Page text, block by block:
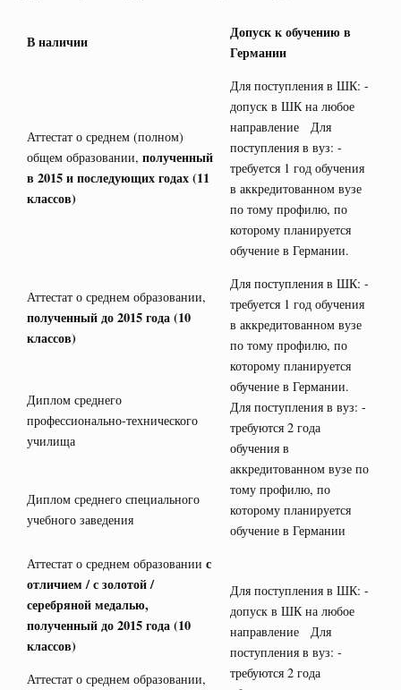
В наличии
Допуск к обучению в
Германии
Аттестат о среднем (полном)
общем образовании, полученный
в 2015 и последующих годах (11
классов)
Для поступления в ШК: -
допуск в ШК на любое
направление Для
поступления в вуз: -
требуется 1 год обучения
в аккредитованном вузе
по тому профилю, по
которому планируется
обучение в Германии.
Аттестат о среднем образовании,
полученный до 2015 года (10
классов)
Для поступления в ШК: -
требуется 1 год обучения
в аккредитованном вузе
по тому профилю, по
которому планируется
обучение в Германии.
Для поступления в вуз: -
требуются 2 года
обучения в
аккредитованном вузе по
тому профилю, по
которому планируется
обучение в Германии
Диплом среднего
профессионально-технического
училища
Диплом среднего специального
учебного заведения
Аттестат о среднем образовании с
отличием / с золотой /
серебряной медалью,
полученный до 2015 года (10
классов)
Для поступления в ШК: -
допуск в ШК на любое
направление Для
поступления в вуз: -
требуются 2 года
Аттестат о среднем образовании,